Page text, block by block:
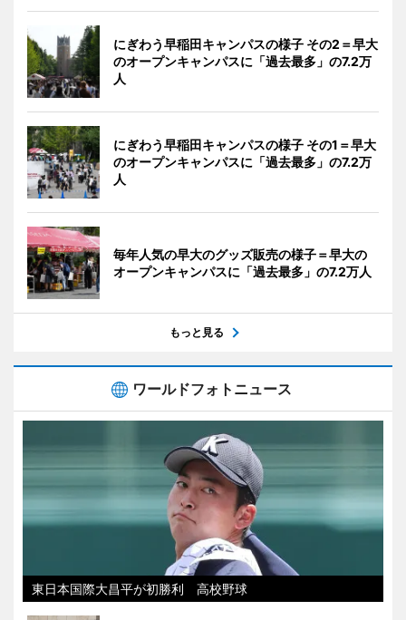
にぎわう早稲田キャンパスの様子 その2＝早大
のオープンキャンパスに「過去最多」の7.2万
人
にぎわう早稲田キャンパスの様子 その1＝早大
のオープンキャンパスに「過去最多」の7.2万
人
毎年人気の早大のグッズ販売の様子＝早大の
オープンキャンパスに「過去最多」の7.2万人
もっと見る
ワールドフォトニュース
東日本国際大昌平が初勝利 高校野球